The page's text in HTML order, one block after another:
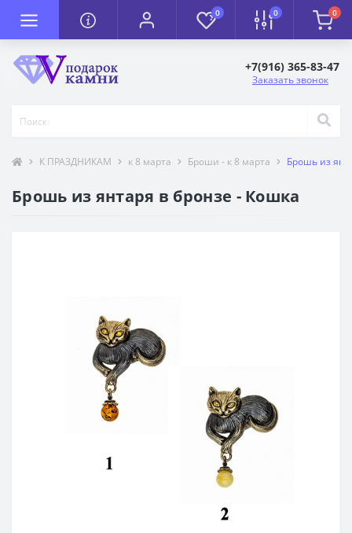
0 0 0
+7(916) 365-83-47
Заказать звонок
К ПРАЗДНИКАМ к 8 марта Броши - к 8 марта Брошь из
Брошь из янтаря в бронзе - Кошка